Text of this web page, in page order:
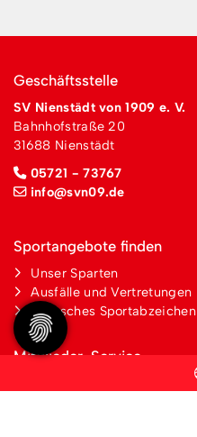
Geschäftsstelle
SV Nienstädt von 1909 e. V.
Bahnhofstraße 20
31688 Nienstädt
05721 - 73767
info@svn09.de
Sportangebote finden
Unser Sparten
Ausfälle und Vertretungen
Deutsches Sportabzeichen
Mitglieder-Service